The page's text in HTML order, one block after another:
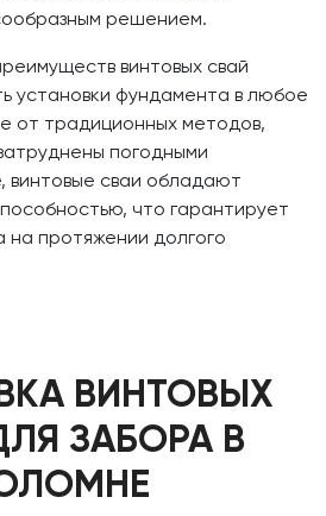
решением.
винтовых свай
установки фундамента в любое
от традиционных методов,
погодными
винтовые сваи обладают
что гарантирует
на протяжении долгого
ВИНТОВЫХ
ЗАБОРА В